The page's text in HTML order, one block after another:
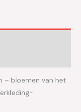
– bloemen van het